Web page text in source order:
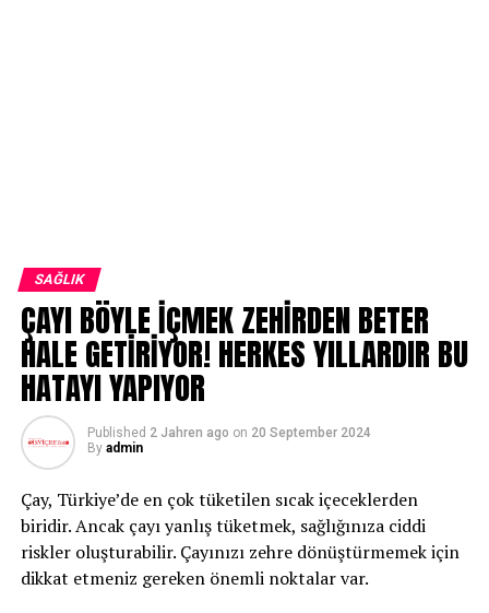
SAĞLIK
ÇAYI BÖYLE İÇMEK ZEHİRDEN BETER
HALE GETİRİYOR! HERKES YILLARDIR BU
HATAYI YAPIYOR
Published 2 Jahren ago on 20 September 2024
By admin
Çay, Türkiye’de en çok tüketilen sıcak içeceklerden
biridir. Ancak çayı yanlış tüketmek, sağlığınıza ciddi
riskler oluşturabilir. Çayınızı zehre dönüştürmemek için
dikkat etmeniz gereken önemli noktalar var.